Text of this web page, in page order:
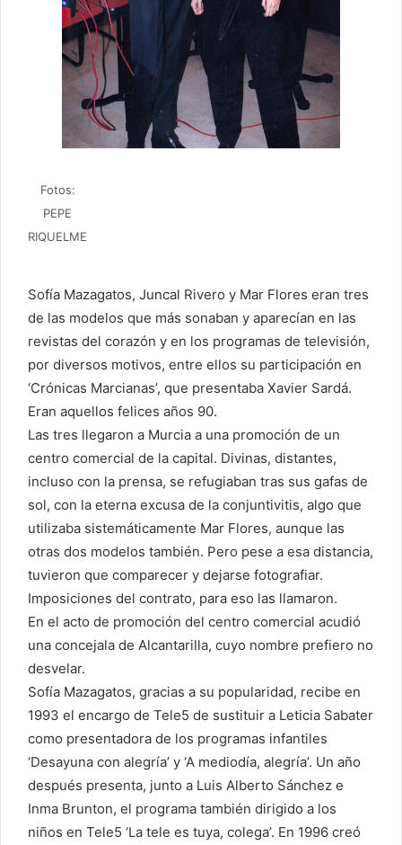
Fotos:
PEPE
RIQUELME
Sofía Mazagatos, Juncal Rivero y Mar Flores eran tres
de las modelos que más sonaban y aparecían en las
revistas del corazón y en los programas de televisión,
por diversos motivos, entre ellos su participación en
‘Crónicas Marcianas’, que presentaba Xavier Sardá.
Eran aquellos felices años 90.
Las tres llegaron a Murcia a una promoción de un
centro comercial de la capital. Divinas, distantes,
incluso con la prensa, se refugiaban tras sus gafas de
sol, con la eterna excusa de la conjuntivitis, algo que
utilizaba sistemáticamente Mar Flores, aunque las
otras dos modelos también. Pero pese a esa distancia,
tuvieron que comparecer y dejarse fotografiar.
Imposiciones del contrato, para eso las llamaron.
En el acto de promoción del centro comercial acudió
una concejala de Alcantarilla, cuyo nombre prefiero no
desvelar.
Sofía Mazagatos, gracias a su popularidad, recibe en
1993 el encargo de Tele5 de sustituir a Leticia Sabater
como presentadora de los programas infantiles
‘Desayuna con alegría’ y ‘A mediodía, alegría’. Un año
después presenta, junto a Luis Alberto Sánchez e
Inma Brunton, el programa también dirigido a los
niños en Tele5 ‘La tele es tuya, colega’. En 1996 creó